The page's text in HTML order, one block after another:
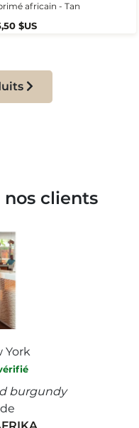
africain - Tan
$US
nos clients
York
burgundy